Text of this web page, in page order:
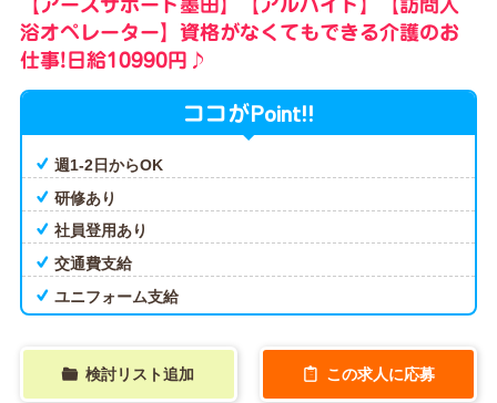
浴オペレーター】資格がなくてもできる介護のお
仕事!日給10990円♪
ココがPoint!!
週1-2日からOK
研修あり
社員登用あり
交通費支給
ユニフォーム支給
検討リスト追加 この求人に応募